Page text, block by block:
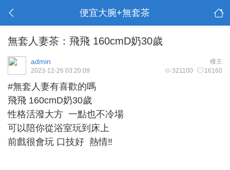
便宜大腕+無套茶
無套人妻茶：飛飛 160cmD奶30歲
楼主
admin
321100 16160
2023-12-26 03:20:09
#無套人妻有喜歡的嗎
飛飛 160cmD奶30歲
性格活潑大方 一點也不冷場
可以陪你從浴室玩到床上
前戲很會玩 口技好 熱情‼️